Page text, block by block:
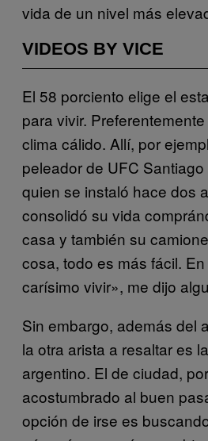
vida de un nivel más
VIDEOS BY VICE
El 58 porciento elige el
para vivir.
clima cálido. Allí, por
peleador de UFC
quien se instaló hace dos
consolidó su vida
casa y también su
cosa, todo es más fácil.
carísimo vivir», me dijo
Sin embargo, además del
la otra arista a resaltar es
argentino. El de ciudad,
acostumbrado al buen
opción de irse es